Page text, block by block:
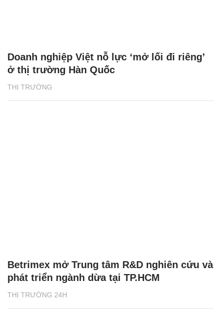
THỊ TRƯỜNG
Doanh nghiệp Việt nỗ lực ‘mở lối đi riêng’
ở thị trường Hàn Quốc
THỊ TRƯỜNG 24H
Betrimex mở Trung tâm R&D nghiên cứu và
phát triển ngành dừa tại TP.HCM